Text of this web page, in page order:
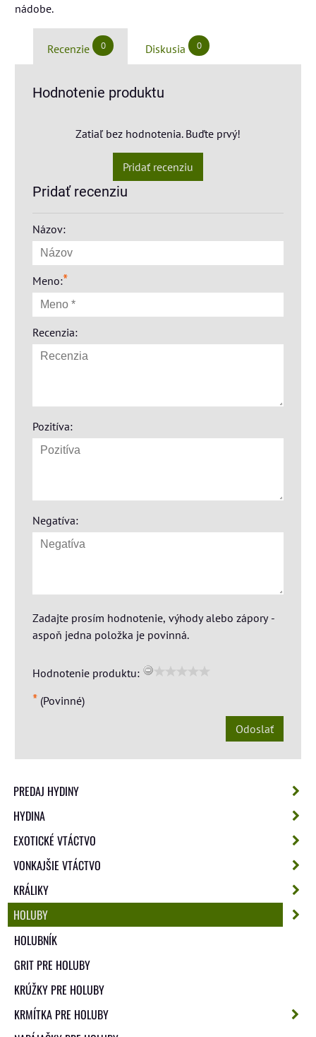
nádobe.
Recenzie 0 Diskusia 0
Hodnotenie produktu
Zatiaľ bez hodnotenia. Buďte prvý!
Pridať recenziu
Pridať recenziu
Názov:
Meno:*
Recenzia:
Pozitíva:
Negatíva:
Zadajte prosím hodnotenie, výhody alebo zápory -
aspoň jedna položka je povinná.
Hodnotenie produktu:
* (Povinné)
Odoslať
PREDAJ HYDINY
HYDINA
EXOTICKÉ VTÁCTVO
VONKAJŠIE VTÁCTVO
KRÁLIKY
HOLUBY
HOLUBNÍK
GRIT PRE HOLUBY
KRÚŽKY PRE HOLUBY
KRMÍTKA PRE HOLUBY